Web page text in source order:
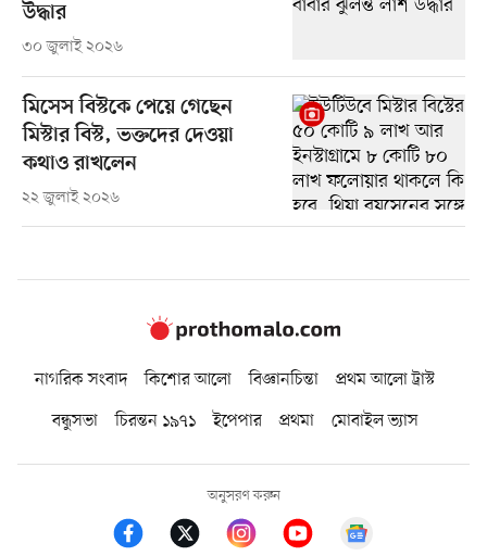
উদ্ধার
৩০ জুলাই ২০২৬
মিসেস বিস্টকে পেয়ে গেছেন
মিস্টার বিস্ট, ভক্তদের দেওয়া
কথাও রাখলেন
২২ জুলাই ২০২৬
নাগরিক সংবাদ কিশোর আলো বিজ্ঞানচিন্তা
প্রথম আলো ট্রাস্ট
বন্ধুসভা
চিরন্তন ১৯৭১ ইপেপার প্রথমা মোবাইল ভ্যাস
অনুসরণ করুন